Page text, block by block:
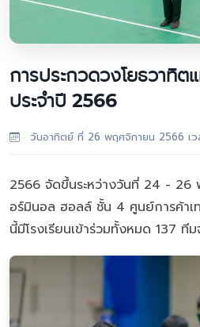
การประกวดวงโยธวาทิต
ประจำปี 2566
วันอาทิตย์ ที่ 26 พฤศจิกายน 2566 เว
2566 จัดขึ้นระหว่างวันที่ 24 -
อร์มินอล ฮอลล์ ชั้น 4 ศูนย์การค้าเ
นี้มีโรงเรียนเข้าร่วมทั้งหมด 137 ทีม